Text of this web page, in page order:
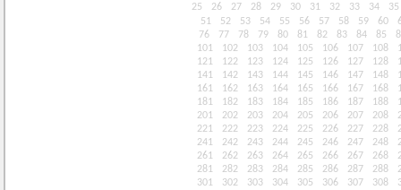
25
26 27 28 29 30 31 32 33 34
35
51
52 53 54 55 56 57 58 59 60
76
77 78 79 80 81 82 83 84 85
101
102 103 104 105 106 107 108
121
122 123 124 125 126 127 128
141
142 143 144 145 146 147 148
161
162 163 164 165 166 167 168
181
182 183 184 185 186 187 188
201
202 203 204 205 206 207 208
221
222 223 224 225 226 227 228
241
242 243 244 245 246 247 248
261
262 263 264 265 266 267 268
281
282 283 284 285 286 287 288
301
302 303 304 305 306 307 308